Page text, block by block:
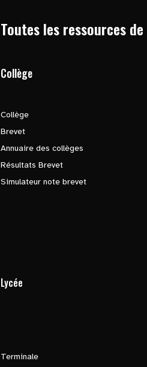
Toutes les ressources de
Collège
Collège
Brevet
Annuaire des collèges
Résultats Brevet
Simulateur note brevet
Lycée
Terminale